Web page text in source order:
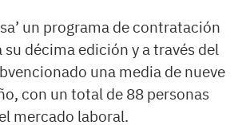
un programa de contratación
su décima edición y a través del
una media de nueve
con un total de 88 personas
mercado laboral.